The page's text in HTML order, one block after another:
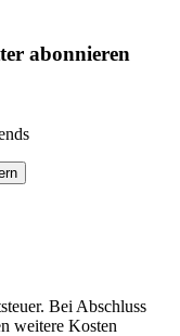
abonnieren
Bei Abschluss
weitere Kosten